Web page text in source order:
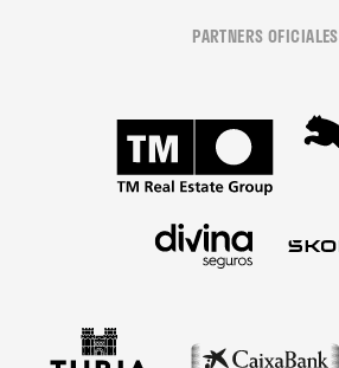
PARTNERS OFICIALES